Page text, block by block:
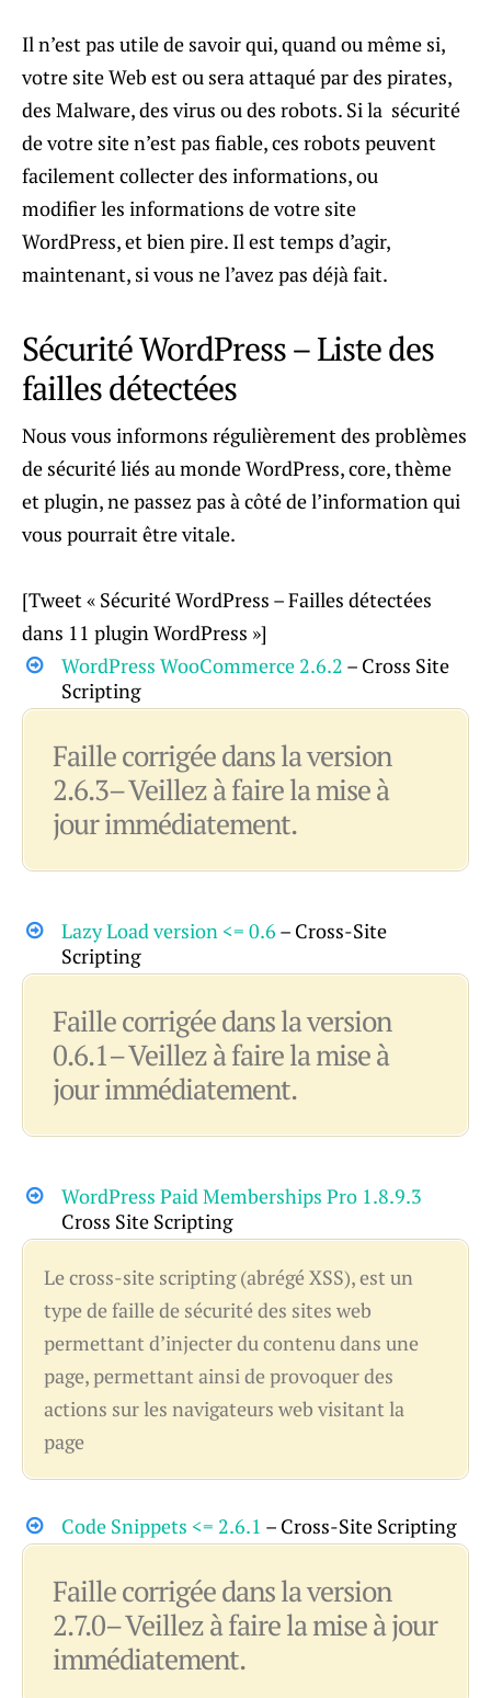
Il n’est pas utile de savoir qui, quand ou même si,
votre site Web est ou sera attaqué par des pirates,
des Malware, des virus ou des robots. Si la sécurité
de votre site n’est pas fiable, ces robots peuvent
facilement collecter des informations, ou
modifier les informations de votre site
WordPress, et bien pire. Il est temps d’agir,
maintenant, si vous ne l’avez pas déjà fait.
Sécurité WordPress – Liste des
failles détectées
Nous vous informons régulièrement des problèmes
de sécurité liés au monde WordPress, core, thème
et plugin, ne passez pas à côté de l’information qui
vous pourrait être vitale.
[Tweet « Sécurité WordPress – Failles détectées
dans 11 plugin WordPress »]
WordPress WooCommerce 2.6.2 – Cross Site
Scripting
Faille corrigée dans la version
2.6.3– Veillez à faire la mise à
jour immédiatement.
Lazy Load version <= 0.6 – Cross-Site
Scripting
Faille corrigée dans la version
0.6.1– Veillez à faire la mise à
jour immédiatement.
WordPress Paid Memberships Pro 1.8.9.3
Cross Site Scripting
Le cross-site scripting (abrégé XSS), est un
type de faille de sécurité des sites web
permettant d’injecter du contenu dans une
page, permettant ainsi de provoquer des
actions sur les navigateurs web visitant la
page
Code Snippets <= 2.6.1 – Cross-Site Scripting
Faille corrigée dans la version
2.7.0– Veillez à faire la mise à jour
immédiatement.